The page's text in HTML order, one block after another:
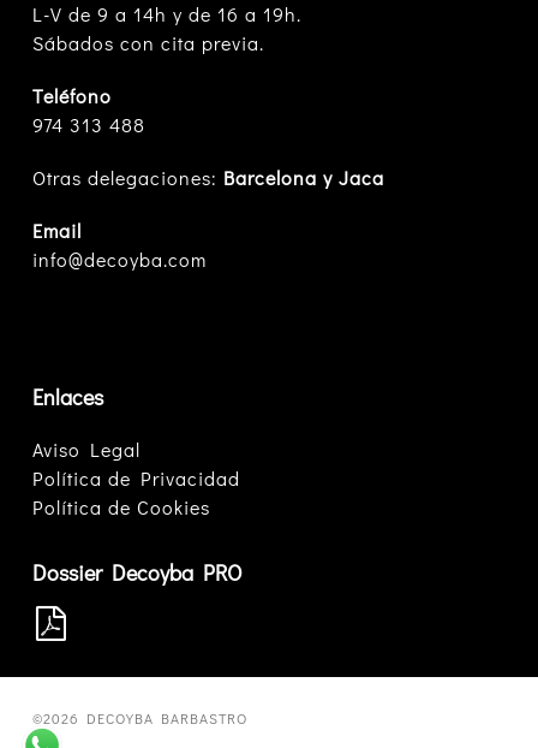
L-V de 9 a 14h y de 16 a 19h.
Sábados con cita previa.
Teléfono
974 313 488
Otras delegaciones: Barcelona y Jaca
Email
info@decoyba.com
Enlaces
Aviso Legal
Política de Privacidad
Política de Cookies
Dossier Decoyba PRO
©2026 DECOYBA BARBASTRO